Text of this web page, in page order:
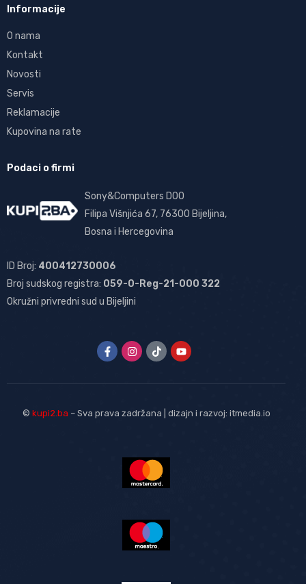
Informacije
O nama
Kontakt
Novosti
Servis
Reklamacije
Kupovina na rate
Podaci o firmi
Sony&Computers DOO
Filipa Višnjića 67, 76300 Bijeljina,
Bosna i Hercegovina
ID Broj: 400412730006
Broj sudskog registra: 059-0-Reg-21-000 322
Okružni privredni sud u Bijeljini
© kupi2.ba – Sva prava zadržana | dizajn i razvoj: itmedia.io